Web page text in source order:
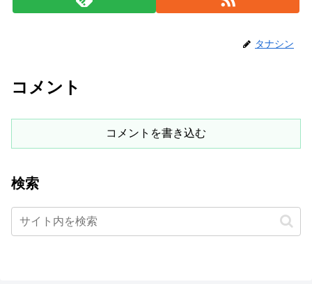
タナシン
コメント
コメントを書き込む
検索